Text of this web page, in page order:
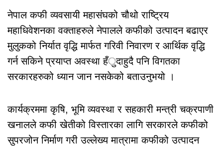
नेपाल कफी व्यवसायी महासंघको चौथो राष्ट्रिय
महाधिवेशनका वक्ताहरुले नेपालले कफीको उत्पादन बढाएर
मुलुकको निर्यात वृद्धि मार्फत गरिवी निवारण र आर्थिक वृद्धि
गर्न सकिने प्रयाप्त अवस्था हँुदाहुदै पनि विगतका
सरकारहरुको ध्यान जान नसकेको बताउनुभयो ।
कार्यक्रममा कृषि, भूमि व्यवस्था र सहकारी मन्त्री चक्रपाणी
खनालले कफी खेतीको विस्तारका लागि सरकारले कफीको
सुपरजोन निर्माण गरी उल्लेख्य मात्रामा कफीको उत्पादन